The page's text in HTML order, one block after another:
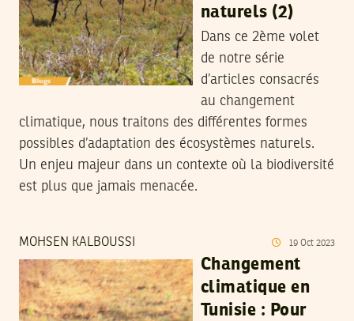
naturels (2)
Dans ce 2ème volet
de notre série
d’articles consacrés
au changement
climatique, nous traitons des différentes formes
possibles d’adaptation des écosystèmes naturels.
Un enjeu majeur dans un contexte où la biodiversité
est plus que jamais menacée.
MOHSEN KALBOUSSI 19 Oct 2023
Changement
climatique en
Tunisie : Pour